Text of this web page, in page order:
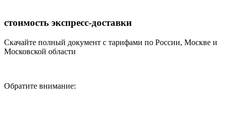
стоимость экспресс-доставки
Скачайте полный документ с тарифами по России, Москве и
Московской области
Обратите внимание: